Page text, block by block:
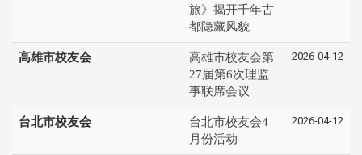
旅》揭开千年古
都隐藏风貌
高雄市校友会
高雄市校友会第
27届第6次理监
事联席会议
2026-04-12
台北市校友会
台北市校友会4
月份活动
2026-04-12